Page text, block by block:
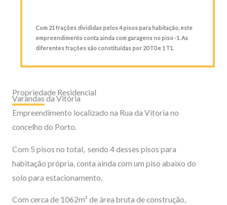
Com 21 frações divididas pelos 4 pisos para habitação, este
empreendimento conta ainda com garagens no piso -1. As
diferentes frações são constituídas por 20 T0 e 1 T1.
Propriedade Residencial
Varandas da Vitória
Empreendimento localizado na Rua da Vitoria no
concelho do Porto.
Com 5 pisos no total, sendo 4 desses pisos para
habitação própria, conta ainda com um piso abaixo do
solo para estacionamento.
Com cerca de 1062m² de área bruta de construção,